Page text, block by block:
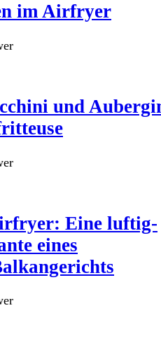
im Airfryer
und
Eine luftig-
eines